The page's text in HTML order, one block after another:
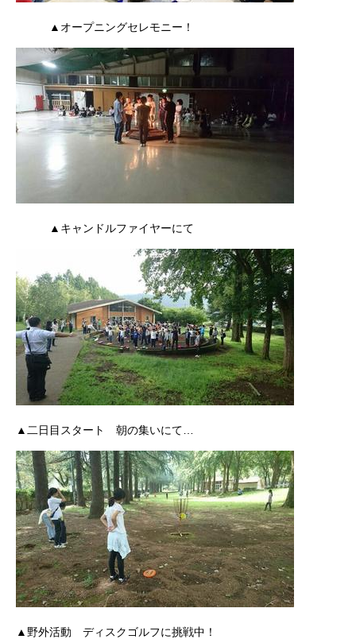
▲オープニングセレモニー！
▲キャンドルファイヤーにて
▲二日目スタート 朝の集いにて…
▲野外活動 ディスクゴルフに挑戦中！